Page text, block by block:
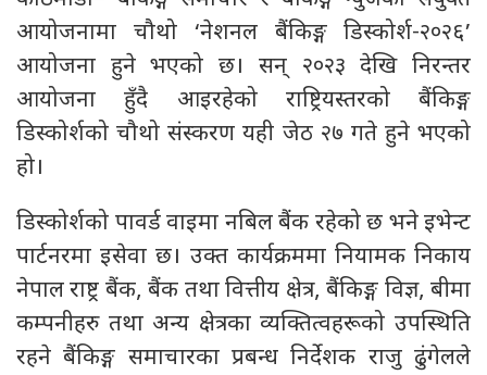
आयोजनामा चौथो ‘नेशनल बैंकिङ्ग डिस्कोर्श-२०२६’
आयोजना हुने भएको छ। सन् २०२३ देखि निरन्तर
आयोजना हुँदै आइरहेको राष्ट्रियस्तरको बैंकिङ्ग
डिस्कोर्शको चौथो संस्करण यही जेठ २७ गते हुने भएको
हो।
डिस्कोर्शको पावर्ड वाइमा नबिल बैंक रहेको छ भने इभेन्ट
पार्टनरमा इसेवा छ। उक्त कार्यक्रममा नियामक निकाय
नेपाल राष्ट्र बैंक, बैंक तथा वित्तीय क्षेत्र, बैंकिङ्ग विज्ञ, बीमा
कम्पनीहरु तथा अन्य क्षेत्रका व्यक्तित्वहरूको उपस्थिति
रहने बैंकिङ्ग समाचारका प्रबन्ध निर्देशक राजु ढुंगेलले